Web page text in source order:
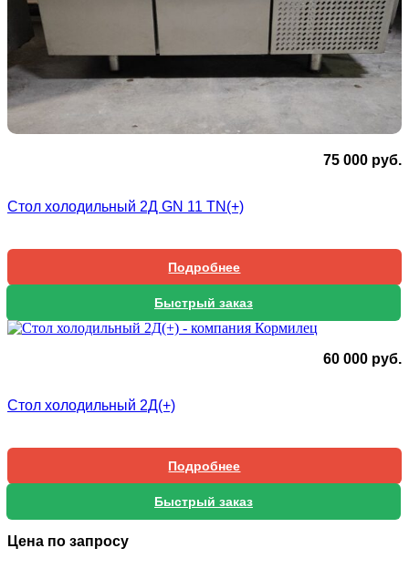
75 000 руб.
Стол холодильный 2Д GN 11 TN(+)
Подробнее
Быстрый заказ
60 000 руб.
Стол холодильный 2Д(+)
Подробнее
Быстрый заказ
Цена по запросу